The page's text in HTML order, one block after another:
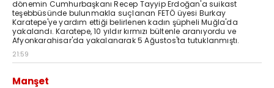
dönemin Cumhurbaşkanı Recep Tayyip Erdoğan'a suikast
teşebbüsünde bulunmakla suçlanan FETÖ üyesi Burkay
Karatepe'ye yardım ettiği belirlenen kadın şüpheli Muğla'da
yakalandı. Karatepe, 10 yıldır kırmızı bültenle aranıyordu ve
Afyonkarahisar'da yakalanarak 5 Ağustos'ta tutuklanmıştı.
21:59
Manşet